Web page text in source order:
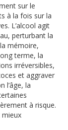
sur le
à la fois sur la
L’alcool agit
perturbant la
mémoire,
terme, la
irréversibles,
et aggraver
l’âge, la
à risque.
mieux